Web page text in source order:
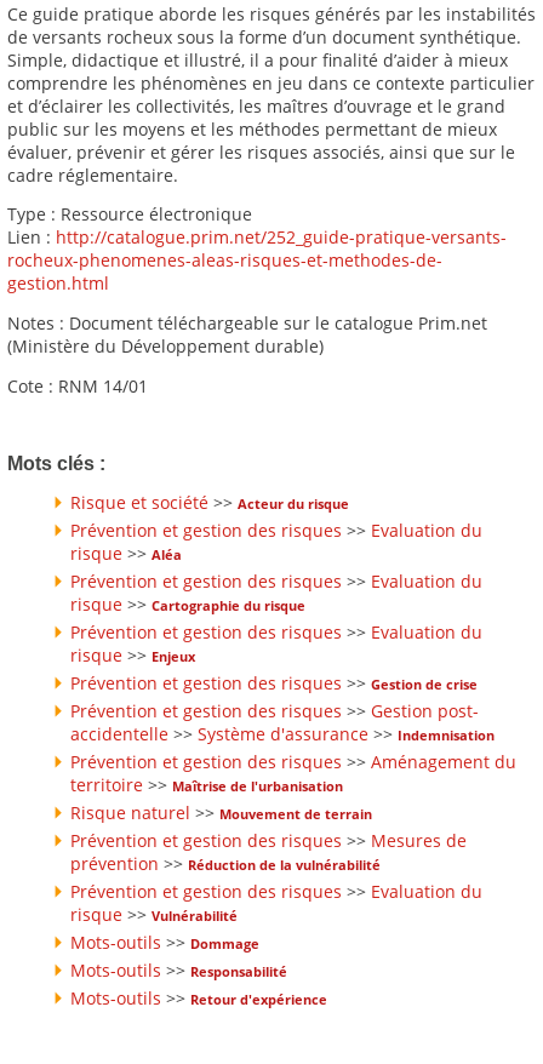
Ce guide pratique aborde les risques générés par les instabilités
de versants rocheux sous la forme d’un document synthétique.
Simple, didactique et illustré, il a pour finalité d’aider à mieux
comprendre les phénomènes en jeu dans ce contexte particulier
et d’éclairer les collectivités, les maîtres d’ouvrage et le grand
public sur les moyens et les méthodes permettant de mieux
évaluer, prévenir et gérer les risques associés, ainsi que sur le
cadre réglementaire.
Type : Ressource électronique
Lien : http://catalogue.prim.net/252_guide-pratique-versants-
rocheux-phenomenes-aleas-risques-et-methodes-de-
gestion.html
Notes : Document téléchargeable sur le catalogue Prim.net
(Ministère du Développement durable)
Cote : RNM 14/01
Mots clés :
Risque et société >> Acteur du risque
Prévention et gestion des risques >> Evaluation du
risque >> Aléa
Prévention et gestion des risques >> Evaluation du
risque >> Cartographie du risque
Prévention et gestion des risques >> Evaluation du
risque >> Enjeux
Prévention et gestion des risques >> Gestion de crise
Prévention et gestion des risques >> Gestion post-
accidentelle >> Système d'assurance >> Indemnisation
Prévention et gestion des risques >> Aménagement du
territoire >> Maîtrise de l'urbanisation
Risque naturel >> Mouvement de terrain
Prévention et gestion des risques >> Mesures de
prévention >> Réduction de la vulnérabilité
Prévention et gestion des risques >> Evaluation du
risque >> Vulnérabilité
Mots-outils >> Dommage
Mots-outils >> Responsabilité
Mots-outils >> Retour d'expérience